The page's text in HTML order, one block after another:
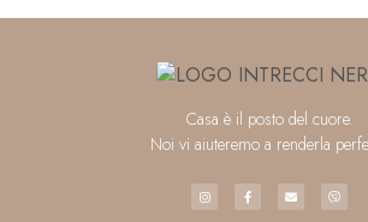
Casa è il posto del cuore.
Noi vi aiuteremo a renderla